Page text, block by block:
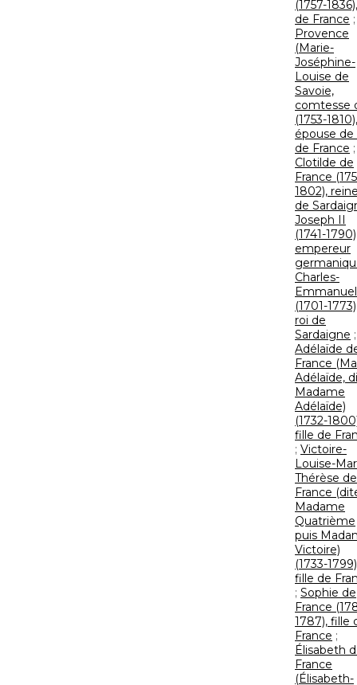
(1757-
de France ;
Provence
(Marie-
Joséphine-
Louise de
Savoie,
comtesse
(1753-1810),
épouse de
de France ;
Clotilde de
France
1802),
de
Joseph II
(1741-
empereur
Charles-
(1701-
roi de
Sardaigne ;
Adélaïde
France
Adélaïde,
Madame
Adélaïde)
(1732-
fille de
; Victoire-
Louise-
Thérèse de
France
Madame
Quatrième
puis
Victoire)
(1733-
fille de
; Sophie de
France
1787), fille
France ;
Élisabeth
France
(Élisabeth-